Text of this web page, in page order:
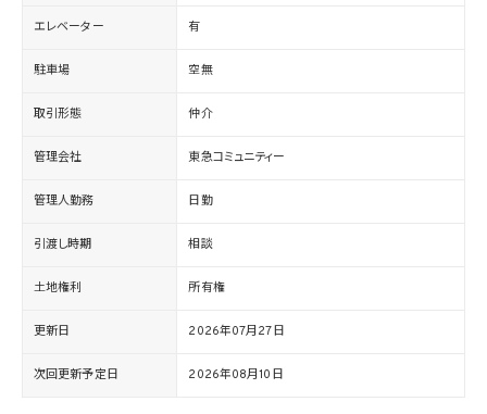
エレベーター 有
駐車場 空無
取引形態 仲介
管理会社 東急コミュニティー
管理人勤務 日勤
引渡し時期 相談
土地権利 所有権
更新日 2026年07月27日
次回更新予定日 2026年08月10日